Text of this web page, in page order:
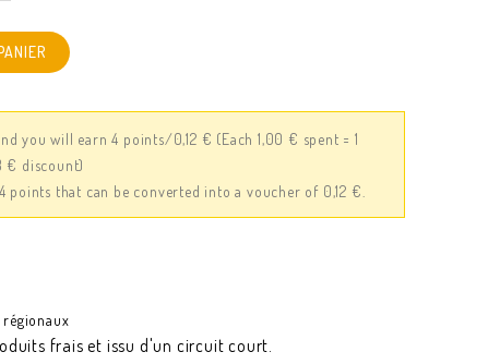
you will earn 4 points/0,12 € (Each 1,00 € spent = 1
€ discount)
points that can be converted into a voucher of 0,12 €.
frais et issu d'un circuit court.